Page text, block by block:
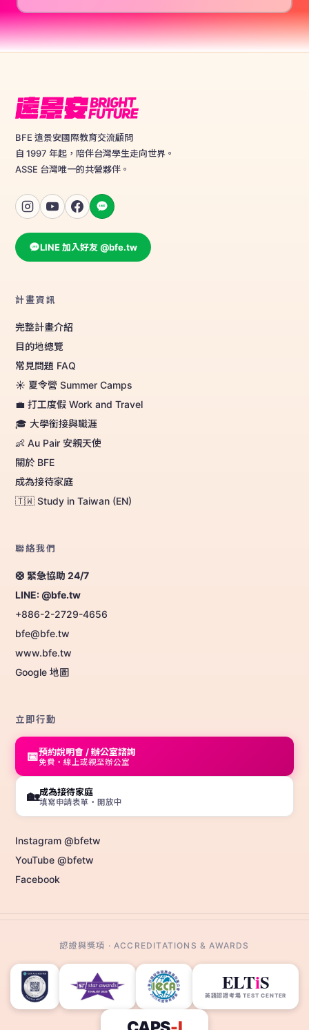
BFE 遠景安國際教育交流顧問
自 1997 年起，陪伴台灣學生走向世界。
ASSE 台灣唯一的共營夥伴。
LINE 加入好友 @bfe.tw
計畫資訊
完整計畫介紹
目的地總覽
常見問題 FAQ
☀️ 夏令營 Summer Camps
💼 打工度假 Work and Travel
🎓 大學銜接與職涯
👶 Au Pair 安親天使
關於 BFE
成為接待家庭
🇹🇼 Study in Taiwan (EN)
聯絡我們
🛟 緊急協助 24/7
LINE: @bfe.tw
+886-2-2729-4656
bfe@bfe.tw
www.bfe.tw
Google 地圖
立即行動
📅預約說明會 / 辦公室諮詢
免費・線上或親至辦公室
🏡成為接待家庭
填寫申請表單・開放中
Instagram @bfetw
YouTube @bfetw
Facebook
認證與獎項 · ACCREDITATIONS & AWARDS
ELTiS
英語認證考場 TEST CENTER